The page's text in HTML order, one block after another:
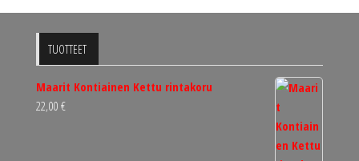
TUOTTEET
Maarit Kontiainen Kettu rintakoru
22,00 €